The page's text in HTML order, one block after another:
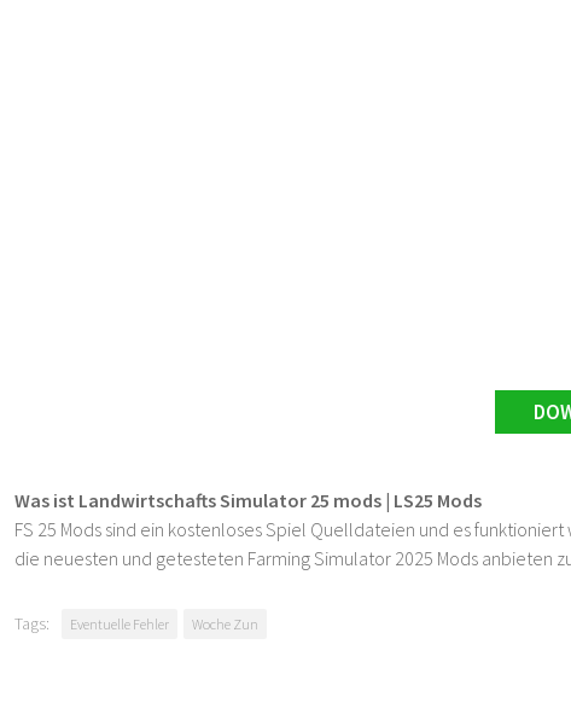
Was ist Landwirtschafts Simulator 25 mods | LS25 Mods
FS 25 Mods sind ein kostenloses Spiel Quelldateien und es
die neuesten und getesteten Farming Simulator 2025 Mods anbieten
Tags: Eventuelle Fehler Woche Zun